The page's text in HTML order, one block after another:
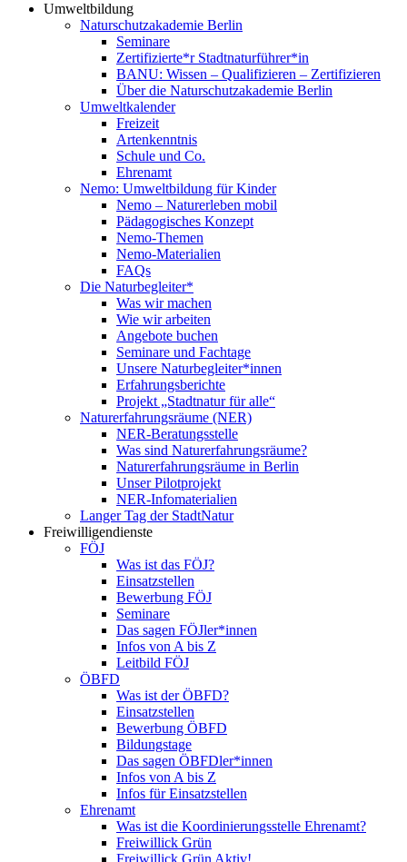
Umweltbildung
Naturschutzakademie Berlin
Seminare
Zertifizierte*r Stadtnaturführer*in
BANU: Wissen – Qualifizieren – Zertifizieren
Über die Naturschutzakademie Berlin
Umweltkalender
Freizeit
Artenkenntnis
Schule und Co.
Ehrenamt
Nemo: Umweltbildung für Kinder
Nemo – Naturerleben mobil
Pädagogisches Konzept
Nemo-Themen
Nemo-Materialien
FAQs
Die Naturbegleiter*
Was wir machen
Wie wir arbeiten
Angebote buchen
Seminare und Fachtage
Unsere Naturbegleiter*innen
Erfahrungsberichte
Projekt „Stadtnatur für alle“
Naturerfahrungsräume (NER)
NER-Beratungsstelle
Was sind Naturerfahrungsräume?
Naturerfahrungsräume in Berlin
Unser Pilotprojekt
NER-Infomaterialien
Langer Tag der StadtNatur
Freiwilligendienste
FÖJ
Was ist das FÖJ?
Einsatzstellen
Bewerbung FÖJ
Seminare
Das sagen FÖJler*innen
Infos von A bis Z
Leitbild FÖJ
ÖBFD
Was ist der ÖBFD?
Einsatzstellen
Bewerbung ÖBFD
Bildungstage
Das sagen ÖBFDler*innen
Infos von A bis Z
Infos für Einsatzstellen
Ehrenamt
Was ist die Koordinierungsstelle Ehrenamt?
Freiwillick Grün
Freiwillick Grün Aktiv!